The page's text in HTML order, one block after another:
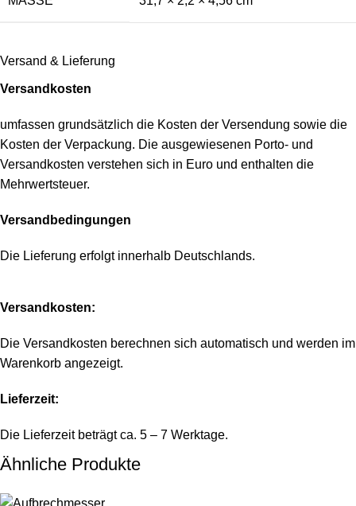
Versand & Lieferung
Versandkosten
umfassen grundsätzlich die Kosten der Versendung sowie die
Kosten der Verpackung. Die ausgewiesenen Porto- und
Versandkosten verstehen sich in Euro und enthalten die
Mehrwertsteuer.
Versandbedingungen
Die Lieferung erfolgt innerhalb Deutschlands.
Versandkosten:
Die Versandkosten berechnen sich automatisch und werden im
Warenkorb angezeigt.
Lieferzeit:
Die Lieferzeit beträgt ca. 5 – 7 Werktage.
Ähnliche Produkte